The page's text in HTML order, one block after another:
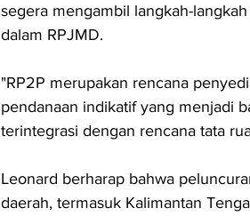
segera mengambil langkah-
dalam RPJMD.
"RP2P merupakan rencana
pendanaan indikatif yang menjadi
terintegrasi dengan rencana tata
Leonard berharap bahwa
daerah, termasuk Kalimantan